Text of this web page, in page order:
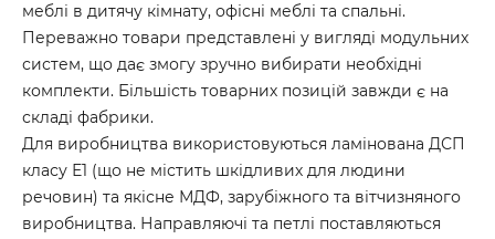
меблі в дитячу кімнату, офісні меблі та спальні.
Переважно товари представлені у вигляді модульних
систем, що дає змогу зручно вибирати необхідні
комплекти. Більшість товарних позицій завжди є на
складі фабрики.
Для виробництва використовуються ламінована ДСП
класу Е1 (що не містить шкідливих для людини
речовин) та якісне МДФ, зарубіжного та вітчизняного
виробництва. Направляючі та петлі поставляються